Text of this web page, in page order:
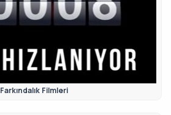
Farkındalık Filmleri